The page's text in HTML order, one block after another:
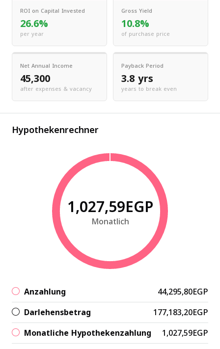
ROI on Capital Invested
26.6%
per year
Gross Yield
10.8%
of purchase price
Net Annual Income
45,300
after expenses & vacancy
Payback Period
3.8 yrs
years to break even
Hypothekenrechner
1,027,59EGP
Monatlich
Anzahlung
44,295,80EGP
Darlehensbetrag
177,183,20EGP
Monatliche Hypothekenzahlung
1,027,59EGP